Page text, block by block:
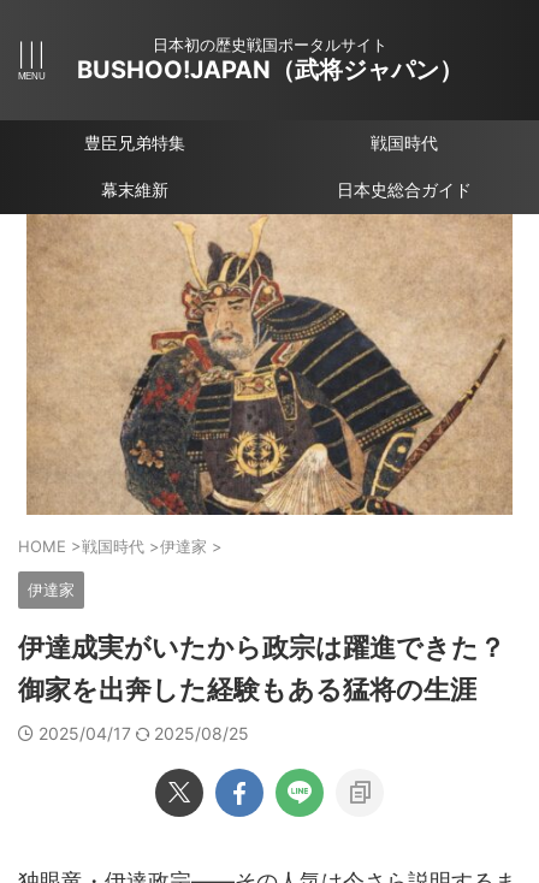
日本初の歴史戦国ポータルサイト
BUSHOO!JAPAN（武将ジャパン）
豊臣兄弟特集 戦国時代
幕末維新 日本史総合ガイド
HOME >戦国時代 >伊達家 >
伊達家
伊達成実がいたから政宗は躍進できた？
御家を出奔した経験もある猛将の生涯
2025/04/17 2025/08/25